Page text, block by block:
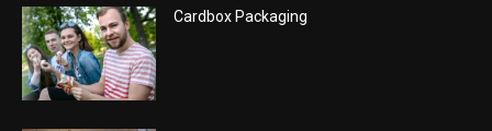
Cardbox Packaging